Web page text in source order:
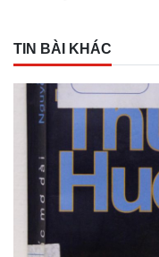
TIN BÀI KHÁC